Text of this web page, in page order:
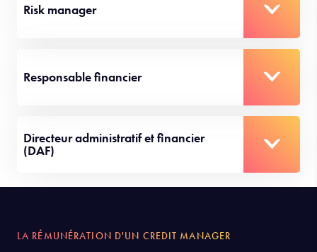
Risk manager
Responsable financier
Directeur administratif et financier
(DAF)
LA RÉMUNÉRATION D'UN CREDIT MANAGER